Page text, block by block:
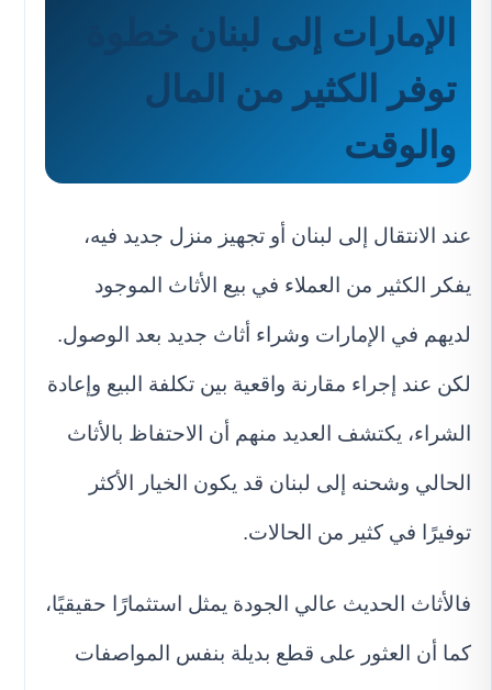
الإمارات إلى لبنان خطوة
توفر الكثير من المال
والوقت
عند الانتقال إلى لبنان أو تجهيز منزل جديد فيه،
يفكر الكثير من العملاء في بيع الأثاث الموجود
لديهم في الإمارات وشراء أثاث جديد بعد الوصول.
لكن عند إجراء مقارنة واقعية بين تكلفة البيع وإعادة
الشراء، يكتشف العديد منهم أن الاحتفاظ بالأثاث
الحالي وشحنه إلى لبنان قد يكون الخيار الأكثر
توفيرًا في كثير من الحالات.
فالأثاث الحديث عالي الجودة يمثل استثمارًا حقيقيًا،
كما أن العثور على قطع بديلة بنفس المواصفات